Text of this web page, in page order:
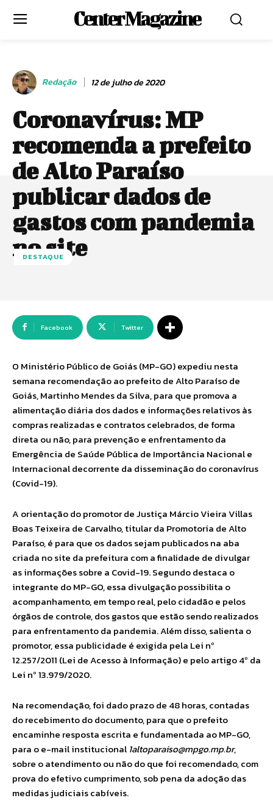
Center Magazine
Redação 12 de julho de 2020
Coronavírus: MP
recomenda a prefeito
de Alto Paraíso
publicar dados de
gastos com pandemia
no site
DESTAQUE
Facebook Twitter
O Ministério Público de Goiás (MP-GO) expediu nesta
semana recomendação ao prefeito de Alto Paraíso de
Goiás, Martinho Mendes da Silva, para que promova a
alimentação diária dos dados e informações relativos às
compras realizadas e contratos celebrados, de forma
direta ou não, para prevenção e enfrentamento da
Emergência de Saúde Pública de Importância Nacional e
Internacional decorrente da disseminação do coronavírus
(Covid-19).
A orientação do promotor de Justiça Márcio Vieira Villas
Boas Teixeira de Carvalho, titular da Promotoria de Alto
Paraíso, é para que os dados sejam publicados na aba
criada no site da prefeitura com a finalidade de divulgar
as informações sobre a Covid-19. Segundo destaca o
integrante do MP-GO, essa divulgação possibilita o
acompanhamento, em tempo real, pelo cidadão e pelos
órgãos de controle, dos gastos que estão sendo realizados
para enfrentamento da pandemia. Além disso, salienta o
promotor, essa publicidade é exigida pela Lei nº
12.257/2011 (Lei de Acesso à Informação) e pelo artigo 4º da
Lei nº 13.979/2020.
Na recomendação, foi dado prazo de 48 horas, contadas
do recebimento do documento, para que o prefeito
encaminhe resposta escrita e fundamentada ao MP-GO,
para o e-mail institucional 1altoparaiso@mpgo.mp.br,
sobre o atendimento ou não do que foi recomendado, com
prova do efetivo cumprimento, sob pena da adoção das
medidas judiciais cabíveis.